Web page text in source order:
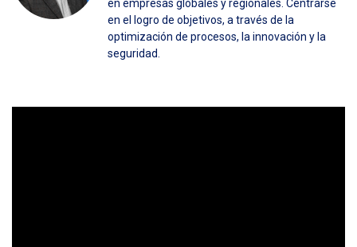
en empresas globales y regionales. Centrarse
en el logro de objetivos, a través de la
optimización de procesos, la innovación y la
seguridad.